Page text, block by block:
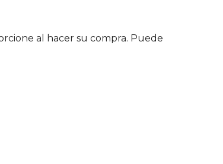
al hacer su compra. Puede